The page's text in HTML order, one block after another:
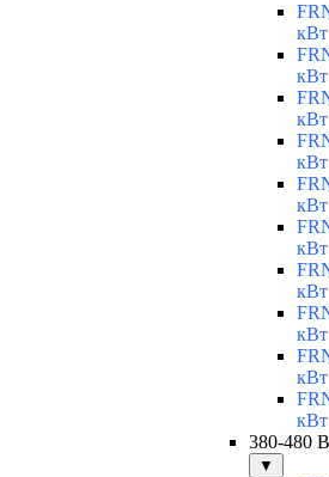
кВт
кВт
кВт
кВт
кВт
кВт
кВт
кВт
кВт
кВт
380-480
▼